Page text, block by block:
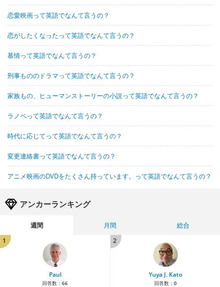
恋愛映画って英語でなんて言うの？
恋がしたくなったって英語でなんて言うの？
慕情って英語でなんて言うの？
刑事もののドラマって英語でなんて言うの？
家族もの、ヒューマンストーリーの小説って英語でなんて言うの？
ラノベって英語でなんて言うの？
時代に応じてって英語でなんて言うの？
変更連絡書って英語でなんて言うの？
アニメ映画のDVDをたくさん持っています。って英語でなんて言うの？
アンカーランキング
週間 月間
総合
1
Paul
回答数： 66
2
Yuya J. Kato
回答数： 0